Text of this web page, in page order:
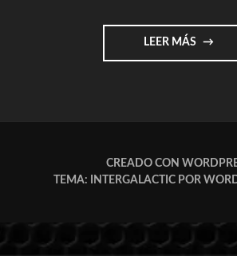
LEER MÁS "ONE
LIFE
DE
CREADO CON
TEMA: INTERGALACTIC POR